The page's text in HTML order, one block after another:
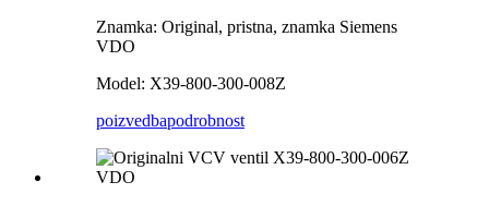
Znamka: Original, pristna, znamka Siemens
VDO
Model: X39-800-300-008Z
poizvedbapodrobnost